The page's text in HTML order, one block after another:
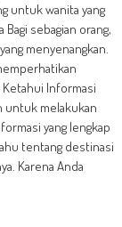
untuk wanita yang
sebagian orang,
menyenangkan.
Ketahui Informasi
untuk melakukan
yang lengkap
tentang destinasi
Karena Anda